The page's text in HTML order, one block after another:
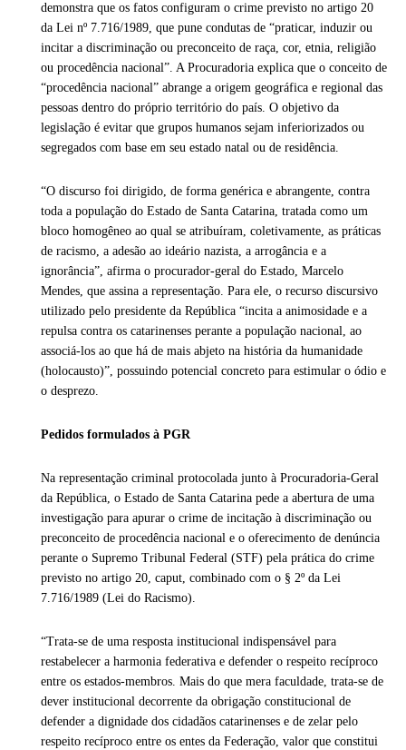
demonstra que os fatos configuram o crime previsto no artigo 20
da Lei nº 7.716/1989, que pune condutas de “praticar, induzir ou
incitar a discriminação ou preconceito de raça, cor, etnia, religião
ou procedência nacional”. A Procuradoria explica que o conceito de
“procedência nacional” abrange a origem geográfica e regional das
pessoas dentro do próprio território do país. O objetivo da
legislação é evitar que grupos humanos sejam inferiorizados ou
segregados com base em seu estado natal ou de residência.
“O discurso foi dirigido, de forma genérica e abrangente, contra
toda a população do Estado de Santa Catarina, tratada como um
bloco homogêneo ao qual se atribuíram, coletivamente, as práticas
de racismo, a adesão ao ideário nazista, a arrogância e a
ignorância”, afirma o procurador-geral do Estado, Marcelo
Mendes, que assina a representação. Para ele, o recurso discursivo
utilizado pelo presidente da República “incita a animosidade e a
repulsa contra os catarinenses perante a população nacional, ao
associá-los ao que há de mais abjeto na história da humanidade
(holocausto)”, possuindo potencial concreto para estimular o ódio e
o desprezo.
Pedidos formulados à PGR
Na representação criminal protocolada junto à Procuradoria-Geral
da República, o Estado de Santa Catarina pede a abertura de uma
investigação para apurar o crime de incitação à discriminação ou
preconceito de procedência nacional e o oferecimento de denúncia
perante o Supremo Tribunal Federal (STF) pela prática do crime
previsto no artigo 20, caput, combinado com o § 2º da Lei
7.716/1989 (Lei do Racismo).
“Trata-se de uma resposta institucional indispensável para
restabelecer a harmonia federativa e defender o respeito recíproco
entre os estados-membros. Mais do que mera faculdade, trata-se de
dever institucional decorrente da obrigação constitucional de
defender a dignidade dos cidadãos catarinenses e de zelar pelo
respeito recíproco entre os entes da Federação, valor que constitui